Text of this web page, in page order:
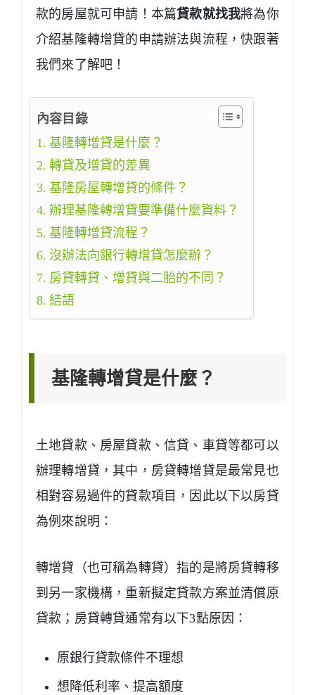
款的房屋就可申請！本篇貸款就找我將為你
介紹基隆轉增貸的申請辦法與流程，快跟著
我們來了解吧！
內容目錄
基隆轉增貸是什麼？
轉貸及增貸的差異
基隆房屋轉增貸的條件？
辦理基隆轉增貸要準備什麼資料？
基隆轉增貸流程？
沒辦法向銀行轉增貸怎麼辦？
房貸轉貸、增貸與二胎的不同？
結語
基隆轉增貸是什麼？
土地貸款、房屋貸款、信貸、車貸等都可以
辦理轉增貸，其中，房貸轉增貸是最常見也
相對容易過件的貸款項目，因此以下以房貸
為例來說明：
轉增貸（也可稱為轉貸）指的是將房貸轉移
到另一家機構，重新擬定貸款方案並清償原
貸款；房貸轉貸通常有以下3點原因：
原銀行貸款條件不理想
想降低利率、提高額度